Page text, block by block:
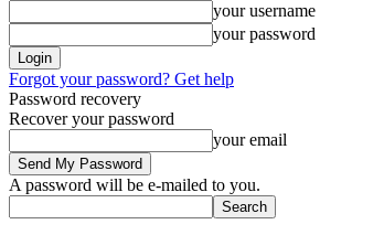
your username
your password
Forgot your password? Get help
Password recovery
Recover your password
your email
A password will be e-mailed to you.